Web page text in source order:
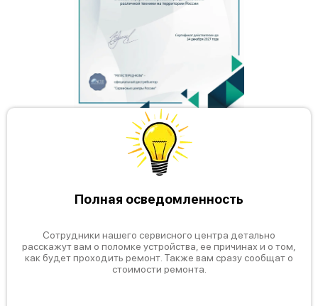
Полная осведомленность
Сотрудники нашего сервисного центра детально
расскажут вам о поломке устройства, ее причинах и о том,
как будет проходить ремонт. Также вам сразу сообщат о
стоимости ремонта.